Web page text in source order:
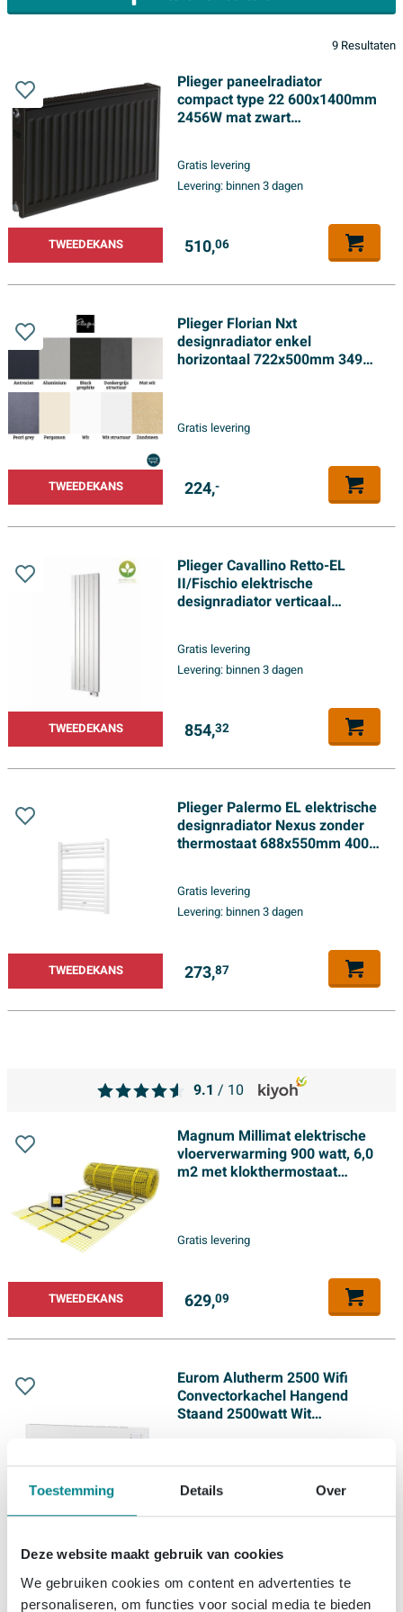
Toestemming Details Over
Deze website maakt gebruik van cookies
We gebruiken cookies om content en advertenties te
personaliseren, om functies voor social media te bieden
9 Resultaten
TWEEDEKANS
Plieger paneelradiator
compact type 22 600x1400mm
2456W mat zwart
Gratis levering
Levering:binnen 3 dagen
510,06
TWEEDEKANS
Plieger Florian Nxt
designradiator enkel
horizontaal 722x500mm 349W
Gratis levering
224,-
TWEEDEKANS
Plieger Cavallino Retto-EL
II/Fischio elektrische
designradiator verticaal
Gratis levering
Levering:binnen 3 dagen
854,32
TWEEDEKANS
Plieger Palermo EL elektrische
designradiator Nexus zonder
thermostaat 688x550mm 400
Gratis levering
Levering:binnen 3 dagen
273,87
TWEEDEKANS
Magnum Millimat elektrische
vloerverwarming 900 watt, 6,0
m2 met klokthermostaat
Gratis levering
629,09
Eurom Alutherm 2500 Wifi
Convectorkachel Hangend
Staand 2500watt Wit
119,
9.1 / 10